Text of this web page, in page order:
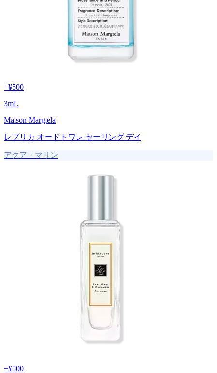
+¥500
3mL
Maison Margiela
レプリカ オードトワレ セーリング デイ
アクア・マリン
+¥500